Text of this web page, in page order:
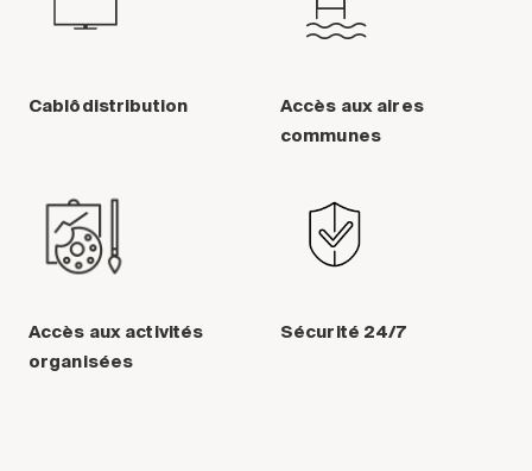
Cablôdistribution
Accès aux aires
communes
Accès aux activités
organisées
Sécurité 24/7